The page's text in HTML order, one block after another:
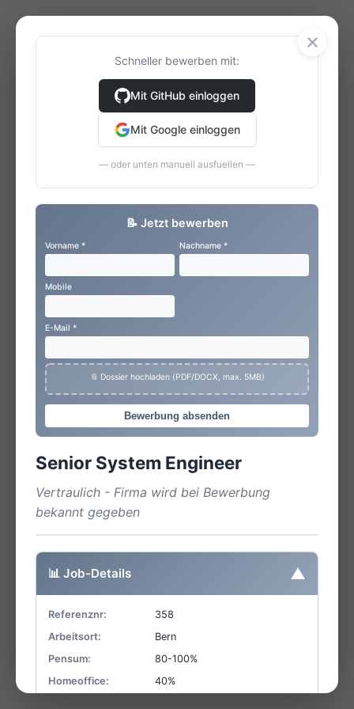
×
Schneller bewerben mit:
Mit GitHub einloggen
Mit Google einloggen
— oder unten manuell ausfuellen —
📝 Jetzt bewerben
Vorname * Nachname *
Mobile
E-Mail *
📎 Dossier hochladen (PDF/DOCX, max. 5MB)
Bewerbung absenden
Senior System Engineer
Vertraulich - Firma wird bei Bewerbung
bekannt gegeben
📊 Job-Details ▼
Referenznr:
358
Arbeitsort:
Bern
Pensum:
80-100%
Homeoffice:
40%